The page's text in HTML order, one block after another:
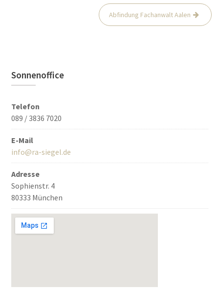
Abfindung Fachanwalt Aalen
Sonnenoffice
Telefon
089 / 3836 7020
E-Mail
info@ra-siegel.de
Adresse
Sophienstr. 4
80333 München